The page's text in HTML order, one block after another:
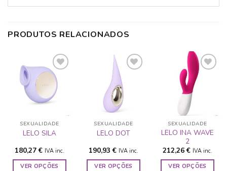
PRODUTOS RELACIONADOS
ADICIONAR
A LISTA DE
SEXUALIDADE
LELO SILA
180,27€ IVA inc.
VER OPÇÕES
ADICIONAR
A LISTA DE
DESEJOS
SEXUALIDADE
LELO DOT
190,93€ IVA inc.
VER OPÇÕES
ADICIONAR
A LISTA DE
DESEJOS
SEXUALIDADE
LELO INA WAVE
2
212,26€ IVA inc.
VER OPÇÕES